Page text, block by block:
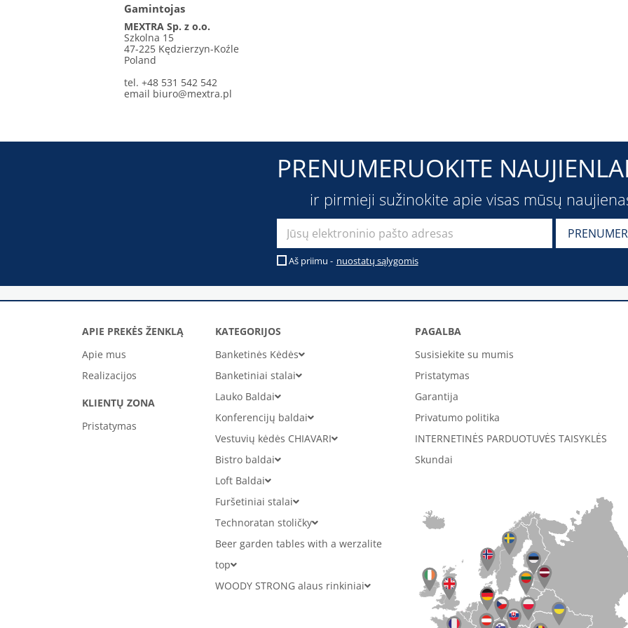
Gamintojas
MEXTRA Sp. z o.o.
Szkolna 15
47-225 Kędzierzyn-Koźle
Poland
tel. +48 531 542 542
email biuro@mextra.pl
PRENUMERUOKITE
ir pirmieji sužinokite apie visas mūsų
Aš priimu - nuostatų sąlygomis
APIE PREKĖS ŽENKLĄ
Apie mus
Realizacijos
KLIENTŲ ZONA
Pristatymas
KATEGORIJOS
Banketinės Kėdės
Banketiniai stalai
Lauko Baldai
Konferencijų baldai
Vestuvių kėdės CHIAVARI
Bistro baldai
Loft Baldai
Furšetiniai stalai
Technoratan stoličky
Beer garden tables with a werzalite
top
WOODY STRONG alaus rinkiniai
PAGALBA
Susisiekite su mumis
Pristatymas
Garantija
Privatumo politika
INTERNETINĖS PARDUOTUVĖS TAISYKLĖS
Skundai